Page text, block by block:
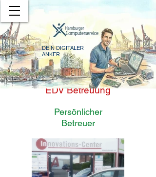
DEIN DIGITALER
ANKER
EDV Betreuung
Persönlicher
Betreuer